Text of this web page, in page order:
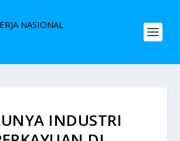
INDUSTRI